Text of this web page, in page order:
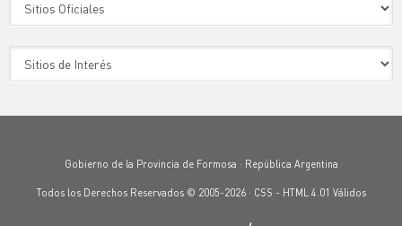
Gobierno de la Provincia de Formosa · República Argentina
Todos los Derechos Reservados © 2005-2026 · CSS - HTML 4.01 Válidos